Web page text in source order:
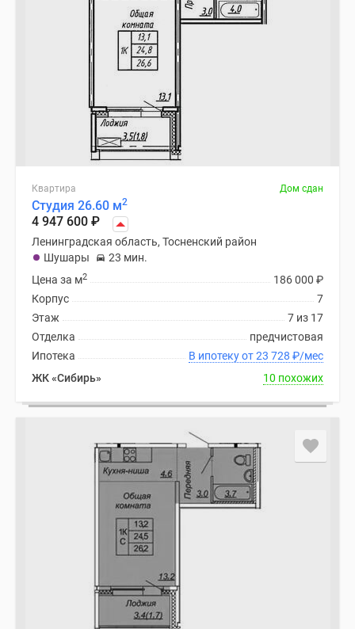
Квартира Дом сдан
Студия 26.60 м2
4 947 600 ₽
Ленинградская область, Тосненский район
Шушары
23 мин.
186 000 ₽
Цена за м2
7
Корпус
7 из 17
Этаж
предчистовая
Отделка
В ипотеку от 23 728 ₽/мес
Ипотека
ЖК «Сибирь»
10 похожих